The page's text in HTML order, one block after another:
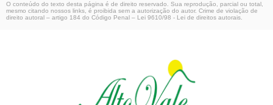
O conteúdo do texto desta página é de direito reservado. Sua reprodução, parcial ou total,
mesmo citando nossos links, é proibida sem a autorização do autor. Crime de violação de
direito autoral – artigo 184 do Código Penal – Lei 9610/98 - Lei de direitos autorais